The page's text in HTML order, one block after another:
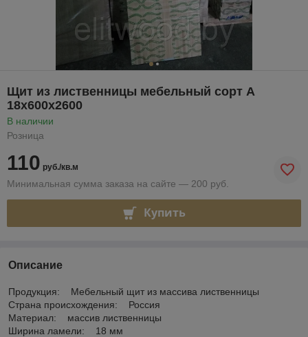
Щит из лиственницы мебельный сорт А
18х600х2600
В наличии
Розница
110 руб./кв.м
Минимальная сумма заказа на сайте — 200 руб.
Купить
Описание
Продукция: Мебельный щит из массива лиственницы
Страна происхождения: Россия
Материал: массив лиственницы
Ширина ламели: 18 мм